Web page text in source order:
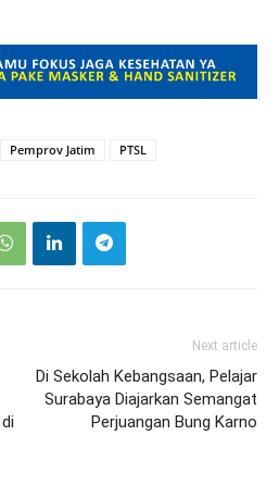
Pemprov Jatim PTSL
Next article
Di Sekolah Kebangsaan, Pelajar
Surabaya Diajarkan Semangat
Perjuangan Bung Karno